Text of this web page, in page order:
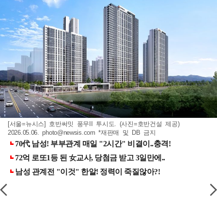
[서울=뉴시스] 호반써밋 풍무II 투시도. (사진=호반건설 제공)
2026.05.06.photo@newsis.com *재판매 및 DB 금지